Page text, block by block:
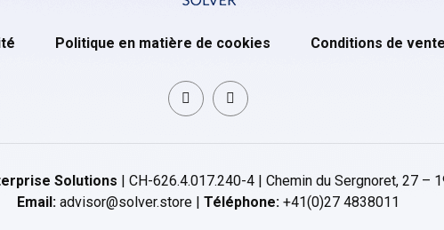
Politique en matière de cookies Conditions de vente
Solutions | CH-626.4.017.240-4 | Chemin du Sergnoret, 27 –
Email: advisor@solver.store | Téléphone: +41(0)27 4838011